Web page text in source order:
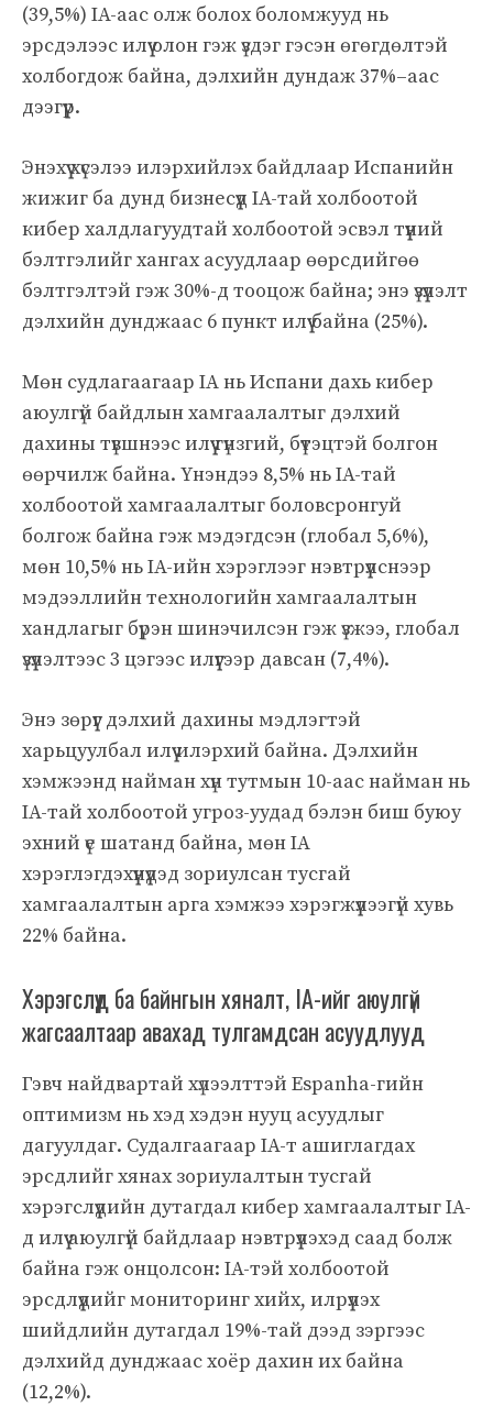
(39,5%) IA-аас олж болох боломжууд нь
эрсдэлээс илүү олон гэж үздэг гэсэн өгөгдөлтэй
холбогдож байна, дэлхийн дундаж 37%–аас
дээгүүр.
Энэхүү хүсэлээ илэрхийлэх байдлаар Испанийн
жижиг ба дунд бизнесүүд IA-тай холбоотой
кибер халдлагуудтай холбоотой эсвэл түүний
бэлтгэлийг хангах асуудлаар өөрсдийгөө
бэлтгэлтэй гэж 30%-д тооцож байна; энэ үзүүлэлт
дэлхийн дунджаас 6 пункт илүү байна (25%).
Мөн судлагаагаар IA нь Испани дахь кибер
аюулгүй байдлын хамгаалалтыг дэлхий
дахины түвшнээс илүү гүнзгий, бүтэцтэй болгон
өөрчилж байна. Үнэндээ 8,5% нь IA-тай
холбоотой хамгаалалтыг боловсронгуй
болгож байна гэж мэдэгдсэн (глобал 5,6%),
мөн 10,5% нь IA-ийн хэрэглээг нэвтрүүлснээр
мэдээллийн технологийн хамгаалалтын
хандлагыг бүрэн шинэчилсэн гэж үзжээ, глобал
үзүүлэлтээс 3 цэгээс илүүгээр давсан (7,4%).
Энэ зөрүүг дэлхий дахины мэдлэгтэй
харьцуулбал илүү илэрхий байна. Дэлхийн
хэмжээнд найман хүн тутмын 10-аас найман нь
IA-тай холбоотой угроз-уудад бэлэн биш буюу
эхний үе шатанд байна, мөн IA
хэрэглэгдэхүүнүүдэд зориулсан тусгай
хамгаалалтын арга хэмжээ хэрэгжүүлээгүй хувь
22% байна.
Хэрэгслүүд ба байнгын хяналт, IA-ийг аюулгүй
жагсаалтаар авахад тулгамдсан асуудлууд
Гэвч найдвартай хүлээлттэй Espanha-гийн
оптимизм нь хэд хэдэн нууц асуудлыг
дагуулдаг. Судалгаагаар IA-т ашиглагдах
эрсдлийг хянах зориулалтын тусгай
хэрэгслүүдийн дутагдал кибер хамгаалалтыг IA-
д илүү аюулгүй байдлаар нэвтрүүлэхэд саад болж
байна гэж онцолсон: IA-тэй холбоотой
эрсдлүүдийг мониторинг хийх, илрүүлэх
шийдлийн дутагдал 19%-тай дээд зэргээс
дэлхийд дунджаас хоёр дахин их байна
(12,2%).